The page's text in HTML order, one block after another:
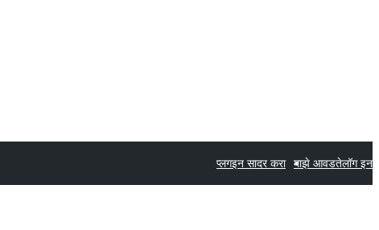
प्लगइन सादर करा माझे आवडतेलॉग इन